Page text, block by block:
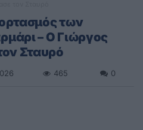
των
– Ο Γιώργος
Σταυρό
465 0